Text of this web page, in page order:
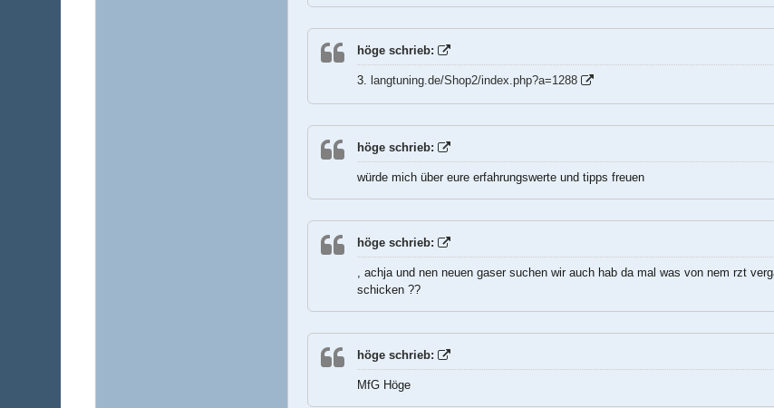
höge schrieb:
3. langtuning.de/Shop2/index.php?a=1288
höge schrieb:
würde mich über eure erfahrungswerte und tipps freuen
höge schrieb:
, achja und nen neuen gaser suchen wir auch hab da mal was von nem rzt
schicken ??
höge schrieb:
MfG Höge